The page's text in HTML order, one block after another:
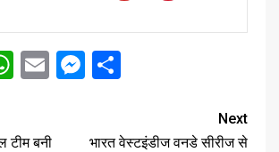
WhatsApp
EmailMessenger
बनी
Next
भारत वेस्टइंडीज वनडे सीरीज से